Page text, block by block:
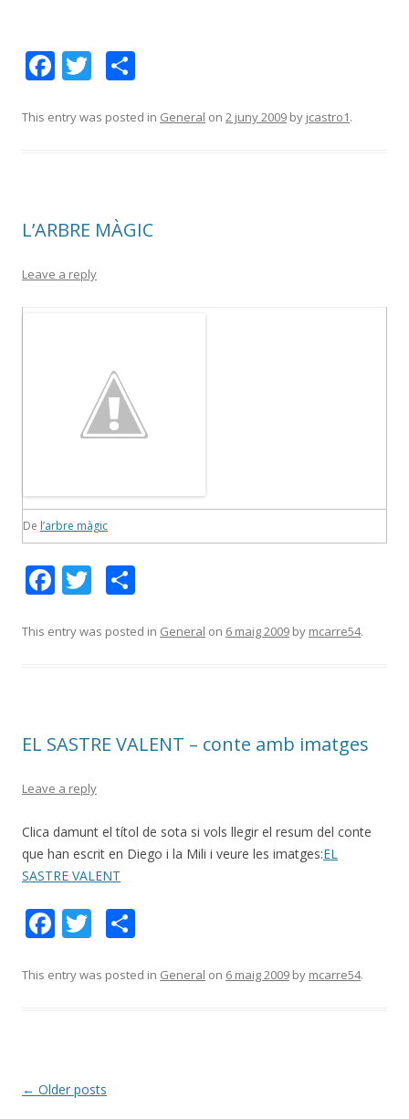
F
e
k
T
itt m
ix
This entry was posted in General on 2 juny 2009 by jcastro1.
L’ARBRE MÀGIC
Leave a reply
De l’arbre màgic
F
e
k
T
itt m
ix
This entry was posted in General on 6 maig 2009 by mcarre54.
EL SASTRE VALENT – conte amb imatges
Leave a reply
Clica damunt el títol de sota si vols llegir el resum del conte
que han escrit en Diego i la Mili i veure les imatges:EL
SASTRE VALENT
F
e
k
T
itt m
This entry was posted in General on 6 maig 2009 by mcarre54.
Post
← Older posts